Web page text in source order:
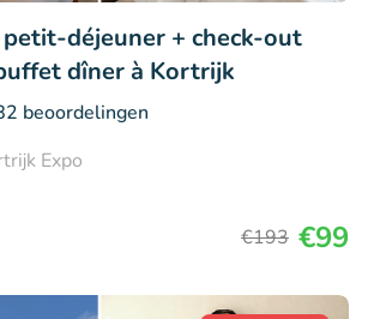
déjeuner + check-out
dîner à Kortrijk
beoordelingen
Expo
€193 €99